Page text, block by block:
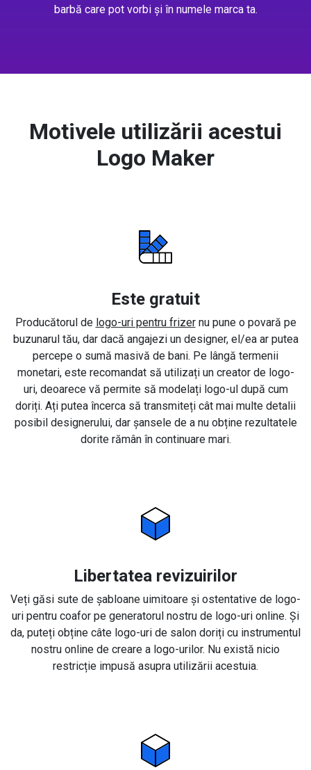
barbă care pot vorbi și în numele marca ta.
Motivele utilizării acestui
Logo Maker
Este gratuit
Producătorul de logo-uri pentru frizernu pune o povară pe
buzunarul tău, dar dacă angajezi un designer, el/ea ar putea
percepe o sumă masivă de bani. Pe lângă termenii
monetari, este recomandat să utilizați un creator de logo-
uri, deoarece vă permite să modelați logo-ul după cum
doriți. Ați putea încerca să transmiteți cât mai multe detalii
posibil designerului, dar șansele de a nu obține rezultatele
dorite rămân în continuare mari.
Libertatea revizuirilor
Veți găsi sute de șabloane uimitoare și ostentative de logo-
uri pentru coafor pe generatorul nostru de logo-uri online. Și
da, puteți obține câte logo-uri de salon doriți cu instrumentul
nostru online de creare a logo-urilor. Nu există nicio
restricție impusă asupra utilizării acestuia.